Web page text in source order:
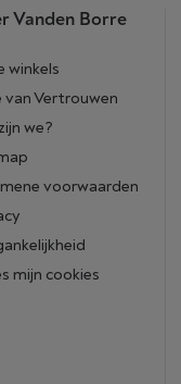
Vanden Borre
winkels
van Vertrouwen
we?
voorwaarden
mijn cookies